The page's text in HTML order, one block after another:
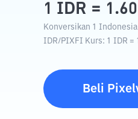
1 IDR =
Konversikan 1
IDR/PIXFI Kurs: 1 IDR =
Beli